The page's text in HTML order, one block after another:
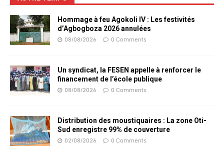
Hommage à feu Agokoli IV : Les festivités
d’Agbogboza 2026 annulées
08/08/2026 0 Comments
Un syndicat, la FESEN appelle à renforcer le
financement de l’école publique
08/08/2026 0 Comments
Distribution des moustiquaires : La zone Oti-
Sud enregistre 99% de couverture
02/08/2026 0 Comments